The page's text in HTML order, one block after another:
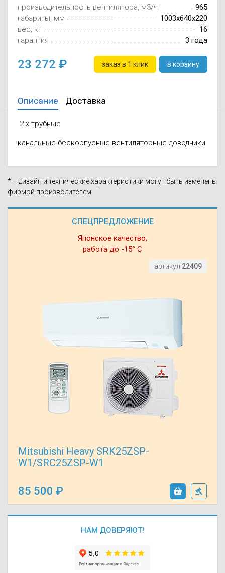
СПЕЦПРЕДЛОЖЕНИЕ
Японское качество,
работа до -15° С
артикул 22409
Mitsubishi Heavy SRK25ZSP-
W1/SRC25ZSP-W1
85 500
НАМ ДОВЕРЯЮТ!
производительность вентилятора, м3/ч
965
габариты, мм
1003x640x220
вес, кг
16
гарантия
3 года
23 272 заказ в 1 клик в корзину
Описание Доставка
2-х трубные
канальные бескорпусные вентиляторные доводчики
* – дизайн и технические характеристики могут быть изменены
фирмой производителем
Осушители
Wi-Fi модуля
отработанном